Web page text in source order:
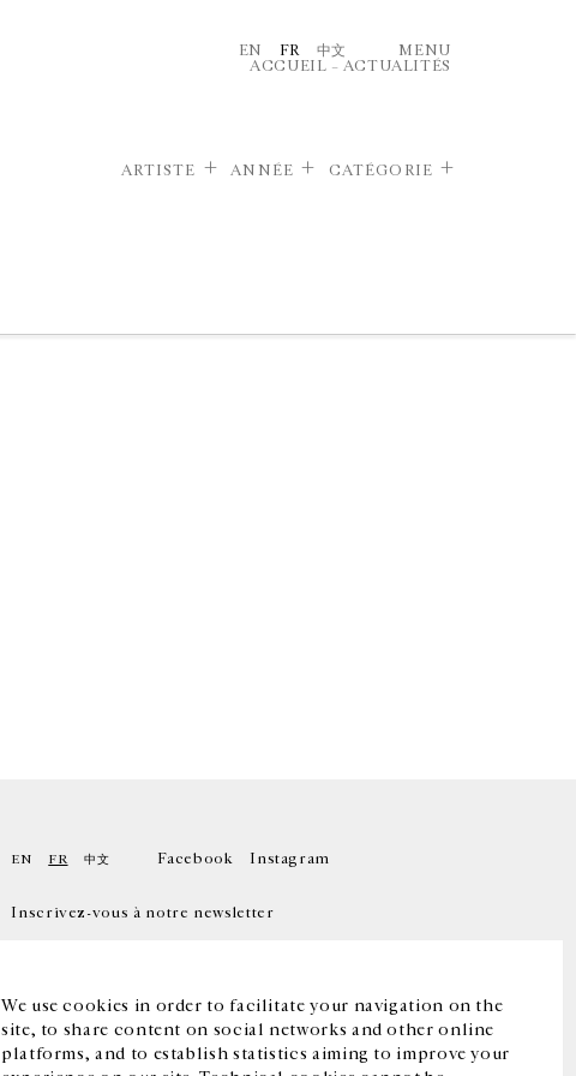
We use cookies in order to facilitate your navigation on the
site, to share content on social networks and other online
platforms, and to establish statistics aiming to improve your
EN FR 中文
MENU
ACCUEIL – ACTUALITÉS
ARTISTE ANNÉE CATÉGORIE
EN FR 中文 Facebook Instagram
Inscrivez-vous à notre newsletter